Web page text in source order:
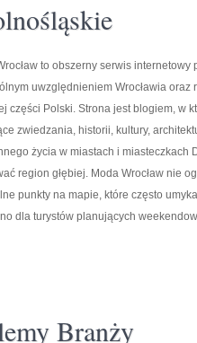
to obszerny serwis
uwzględnieniem Wrocławia
części Polski. Strona jest blogiem, w
zwiedzania, historii, kultury,
życia w miastach i miasteczkach
region głębiej. Moda Wrocław nie
punkty na mapie, które często
dla turystów planujących
Branży